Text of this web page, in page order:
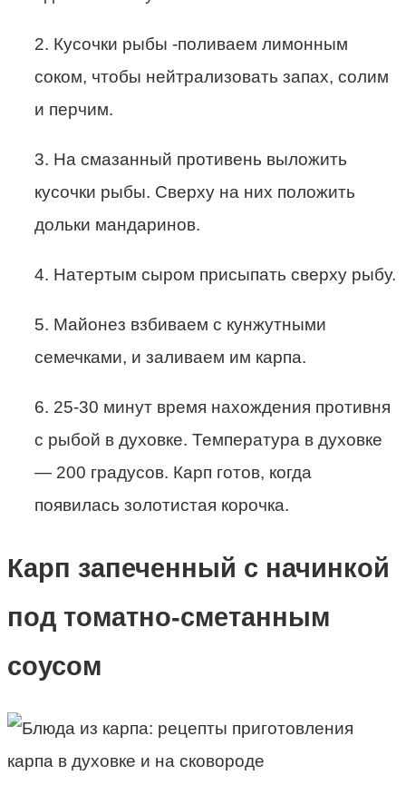
2. Кусочки рыбы -поливаем лимонным
соком, чтобы нейтрализовать запах, солим
и перчим.
3. На смазанный противень выложить
кусочки рыбы. Сверху на них положить
дольки мандаринов.
4. Натертым сыром присыпать сверху рыбу.
5. Майонез взбиваем с кунжутными
семечками, и заливаем им карпа.
6. 25-30 минут время нахождения противня
с рыбой в духовке. Температура в духовке
— 200 градусов. Карп готов, когда
появилась золотистая корочка.
Карп запеченный с начинкой
под томатно-сметанным
соусом